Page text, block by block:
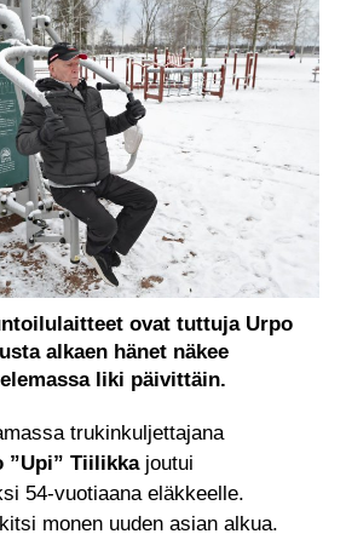
ovat tuttuja Urpo
alkaen hänet näkee
liki päivittäin.
trukinkuljettajana
”Upi” Tiilikkajoutui
54-vuotiaana eläkkeelle.
monen uuden asian alkua.